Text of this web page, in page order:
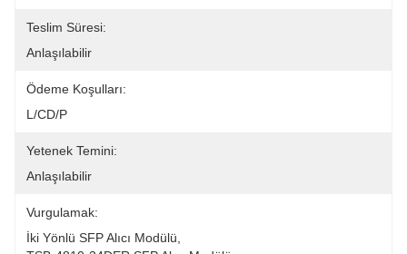
Teslim Süresi:
Anlaşılabilir
Ödeme Koşulları:
L/CD/P
Yetenek Temini:
Anlaşılabilir
Vurgulamak:
İki Yönlü SFP Alıcı Modülü